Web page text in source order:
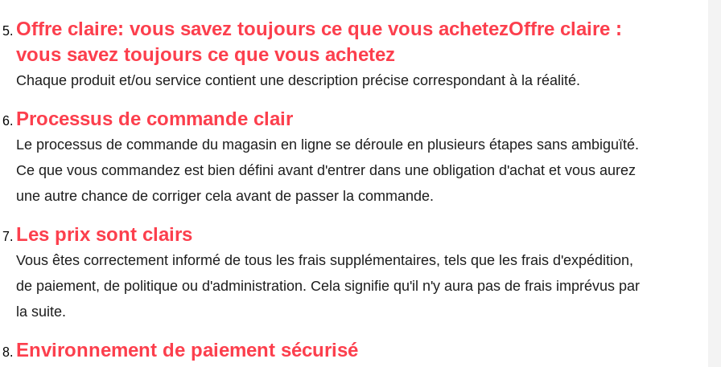
Offre claire: vous savez toujours ce que vous achetezOffre claire :
vous savez toujours ce que vous achetez
Chaque produit et/ou service contient une description précise correspondant à la réalité.
Processus de commande clair
Le processus de commande du magasin en ligne se déroule en plusieurs étapes sans ambiguïté.
Ce que vous commandez est bien défini avant d'entrer dans une obligation d'achat et vous aurez
une autre chance de corriger cela avant de passer la commande.
Les prix sont clairs
Vous êtes correctement informé de tous les frais supplémentaires, tels que les frais d'expédition,
de paiement, de politique ou d'administration. Cela signifie qu'il n'y aura pas de frais imprévus par
la suite.
Environnement de paiement sécurisé